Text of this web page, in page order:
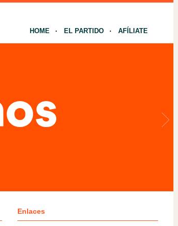
HOME EL PARTIDO AFÍLIATE
Enlaces